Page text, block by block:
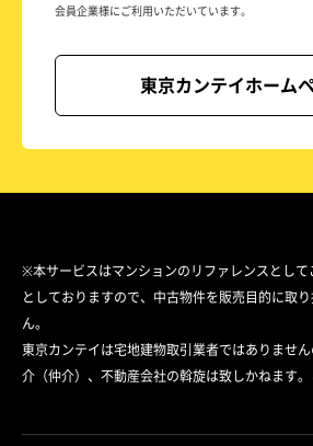
会員企業様にご利用いただいています。
東京カンテイホーム
※本サービスはマンションのリファレンスとし
としておりますので、中古物件を販売目的に取
ん。
東京カンテイは宅地建物取引業者ではありませ
介（仲介）、不動産会社の斡旋は致しかねます。